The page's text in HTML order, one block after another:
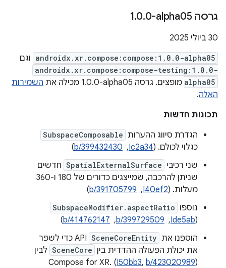
גרסה ‎1 .0.0-alpha05
‫30 ביולי 2025
androidx.xr.compose:compose:1.0.0-alpha05 וגם
androidx.xr.compose:compose-testing:1.0.0-
alpha05 מופצים. גרסה ‎1.0.0-alpha05 מכילה את
השמירות
האלה.
תכונות חדשות
הגדרת סיווג ההערות SubspaceComposable
כגלוי לכולם. ‫( Ic2a34
, ‏
b/399432430
)
שני רכיבי SpatialExternalSurface חדשים
שניתן להרכבה, שמייצגים כדורים של 180 ו-360
מעלות. ‫( I40ef2
, ‏
b/391705799
)
נוספו SubspaceModifier.aspectRatio
(
Ide5ab
, ‏
b/399729509
, ‏
b/414762147
)
הוספנו את SceneCoreEntity
API כדי לשפר
את יכולת הפעולה ההדדית בין SceneCore לבין
Compose for XR. (I50bb3, b/423020989)